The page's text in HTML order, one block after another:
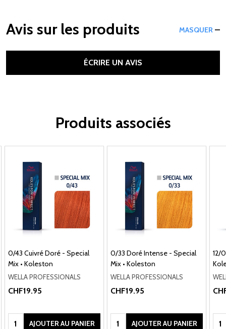
Avis sur les produits MASQUER
ÉCRIRE UN AVIS
Produits associés
0/43 Cuivré Doré - Special
Mix • Koleston
WELLA PROFESSIONALS
CHF19.95
Quantité:AJOUTER AU PANIER
0/33 Doré Intense - Special
Mix • Koleston
WELLA PROFESSIONALS
CHF19.95
Quantité:AJOUTER AU PANIER
12/